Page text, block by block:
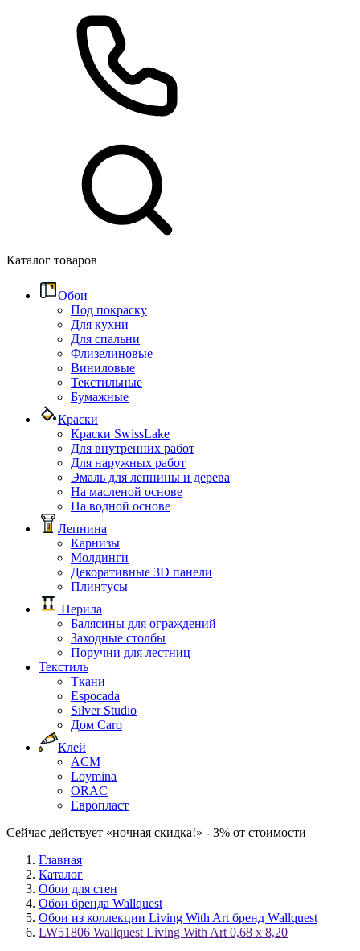
Каталог товаров
Обои
Под покраску
Для кухни
Для спальни
Флизелиновые
Виниловые
Текстильные
Бумажные
Краски
Краски SwissLake
Для внутренних работ
Для наружных работ
Эмаль для лепнины и дерева
На масленой основе
На водной основе
Лепнина
Карнизы
Молдинги
Декоративные 3D панели
Плинтусы
Перила
Балясины для ограждений
Заходные столбы
Поручни для лестниц
Текстиль
Ткани
Espocada
Silver Studio
Дом Caro
Клей
ACM
Loymina
ORAC
Европласт
Сейчас действует «ночная скидка!» - 3% от стоимости
Главная
Каталог
Обои для стен
Обои бренда Wallquest
Обои из коллекции Living With Art бренд Wallquest
LW51806 Wallquest Living With Art 0,68 x 8,20